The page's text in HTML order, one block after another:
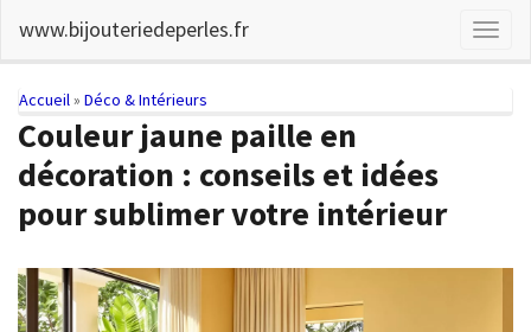
main
www.bijouteriedeperles.fr
You
are
here
Accueil» Déco & Intérieurs
Couleur jaune paille en
décoration : conseils et idées
pour sublimer votre intérieur